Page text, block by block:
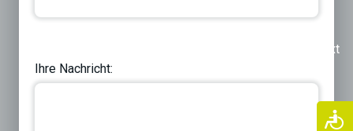
Next
Ihre Nachricht: